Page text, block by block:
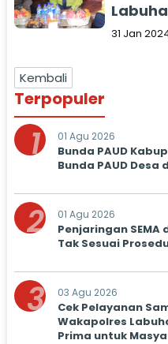
31 Jan
Kembali
Terpopuler
1 01 Agu 2026
Bunda PAUD
Bunda PAUD Desa
2 01 Agu 2026
Penjaringan SEMA
Tak Sesuai
3 03 Agu 2026
Cek Pelayanan
Wakapolres
Prima untuk